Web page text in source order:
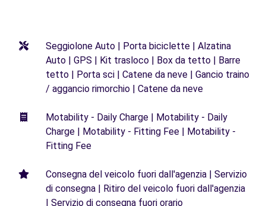
Seggiolone Auto | Porta biciclette | Alzatina
Auto | GPS | Kit trasloco | Box da tetto | Barre
tetto | Porta sci | Catene da neve | Gancio traino
/ aggancio rimorchio | Catene da neve
Motability - Daily Charge | Motability - Daily
Charge | Motability - Fitting Fee | Motability -
Fitting Fee
Consegna del veicolo fuori dall'agenzia | Servizio
di consegna | Ritiro del veicolo fuori dall'agenzia
| Servizio di consegna fuori orario